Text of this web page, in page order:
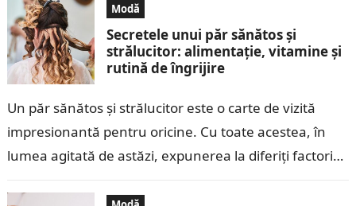
Modă
Secretele unui păr sănătos și
strălucitor: alimentație, vitamine și
rutină de îngrijire
Un păr sănătos și strălucitor este o carte de vizită
impresionantă pentru oricine. Cu toate acestea, în
lumea agitată de astăzi, expunerea la diferiți factori